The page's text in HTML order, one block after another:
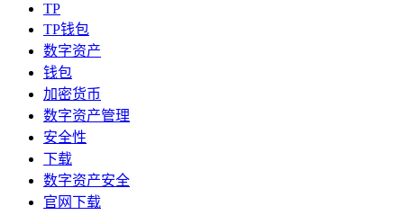
TP
TP钱包
数字资产
钱包
加密货币
数字资产管理
安全性
下载
数字资产安全
官网下载